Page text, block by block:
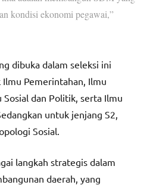
kondisi ekonomi pegawai,”
dibuka dalam seleksi ini
Pemerintahan, Ilmu
dan Politik, serta Ilmu
untuk jenjang S2,
Sosial.
langkah strategis dalam
daerah, yang